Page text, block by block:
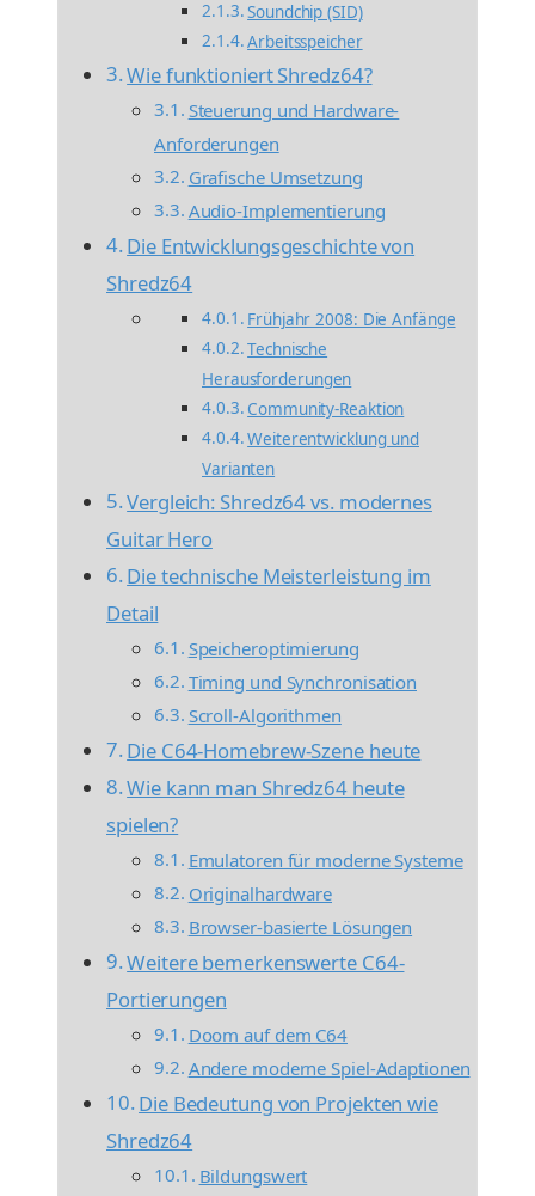
Soundchip (SID)
Arbeitsspeicher
Wie funktioniert Shredz64?
Steuerung und Hardware-
Anforderungen
Grafische Umsetzung
Audio-Implementierung
Die Entwicklungsgeschichte von
Shredz64
Frühjahr 2008: Die Anfänge
Technische
Herausforderungen
Community-Reaktion
Weiterentwicklung und
Varianten
Vergleich: Shredz64 vs. modernes
Guitar Hero
Die technische Meisterleistung im
Detail
Speicheroptimierung
Timing und Synchronisation
Scroll-Algorithmen
Die C64-Homebrew-Szene heute
Wie kann man Shredz64 heute
spielen?
Emulatoren für moderne Systeme
Originalhardware
Browser-basierte Lösungen
Weitere bemerkenswerte C64-
Portierungen
Doom auf dem C64
Andere moderne Spiel-Adaptionen
Die Bedeutung von Projekten wie
Shredz64
Bildungswert